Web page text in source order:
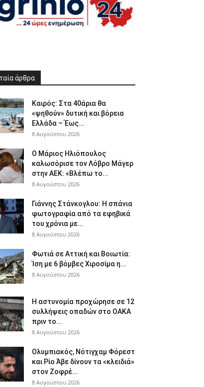
άρθρα
Καιρός: Στα 40άρια θα
«ψηθούν» δυτική και βόρεια
Ελλάδα – Έως...
8 Αυγούστου 2026
Ο Μάριος Ηλιόπουλος
καλωσόρισε τον Λόβρο Μάγερ
στην ΑΕΚ: «Βλέπω το...
8 Αυγούστου 2026
Γιάννης Στάνκογλου: Η σπάνια
φωτογραφία από τα εφηβικά
του χρόνια με...
8 Αυγούστου 2026
Φωτιά σε Αττική και Βοιωτία:
Ίση με 6 βόμβες Χιροσίμα η...
8 Αυγούστου 2026
Η αστυνομία προχώρησε σε 12
συλλήψεις οπαδών στο ΟΑΚΑ
πριν το...
8 Αυγούστου 2026
Ολυμπιακός, Νότιγχαμ Φόρεστ
και Ρίο Άβε δίνουν τα «κλειδιά»
στον Ζοφρέ...
8 Αυγούστου 2026